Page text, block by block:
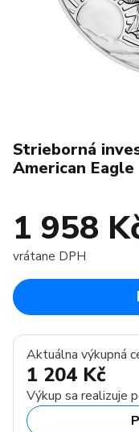
Strieborná
American Eagle
1 958
vrátane DPH
Aktuálna výkupná
1 204 Kč
Výkup sa realizuje